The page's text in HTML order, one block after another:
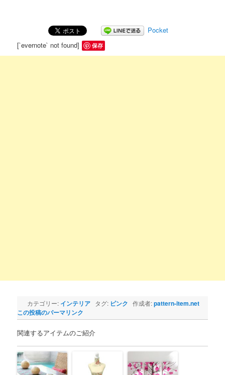
Pocket
[`evernote` not found]
保存
カテゴリー: インテリア タグ: ピンク 作成者:pattern-item.net
この投稿のパーマリンク
関連するアイテムのご紹介